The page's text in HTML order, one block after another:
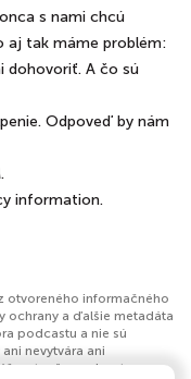
s nami chcú
aj tak máme problém:
dohovoriť. A čo sú
Odpoveď by nám
information.
otvoreného informačného
ochrany a ďalšie metadáta
podcastu a nie sú
nevytvára ani
za to, že podcast